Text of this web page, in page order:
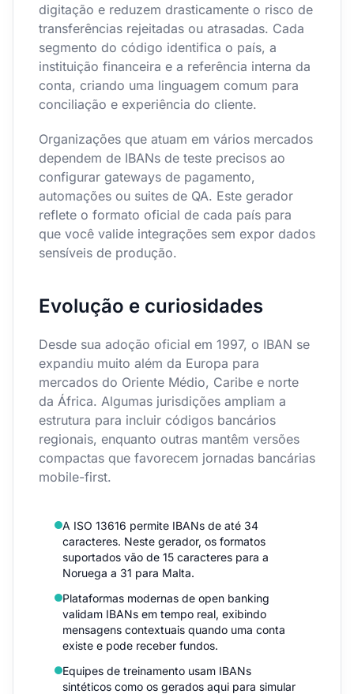
digitação e reduzem drasticamente o risco de
transferências rejeitadas ou atrasadas. Cada
segmento do código identifica o país, a
instituição financeira e a referência interna da
conta, criando uma linguagem comum para
conciliação e experiência do cliente.
Organizações que atuam em vários mercados
dependem de IBANs de teste precisos ao
configurar gateways de pagamento,
automações ou suites de QA. Este gerador
reflete o formato oficial de cada país para
que você valide integrações sem expor dados
sensíveis de produção.
Evolução e curiosidades
Desde sua adoção oficial em 1997, o IBAN se
expandiu muito além da Europa para
mercados do Oriente Médio, Caribe e norte
da África. Algumas jurisdições ampliam a
estrutura para incluir códigos bancários
regionais, enquanto outras mantêm versões
compactas que favorecem jornadas bancárias
mobile-first.
A ISO 13616 permite IBANs de até 34
caracteres. Neste gerador, os formatos
suportados vão de 15 caracteres para a
Noruega a 31 para Malta.
Plataformas modernas de open banking
validam IBANs em tempo real, exibindo
mensagens contextuais quando uma conta
existe e pode receber fundos.
Equipes de treinamento usam IBANs
sintéticos como os gerados aqui para simular